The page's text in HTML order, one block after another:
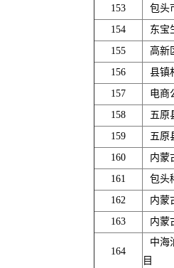
153
包头
154
东宝
155
高新
156
县镇
157
电商
158
五原
159
五原
160
内蒙
161
包头
162
内蒙
163
内蒙
164
中海
目